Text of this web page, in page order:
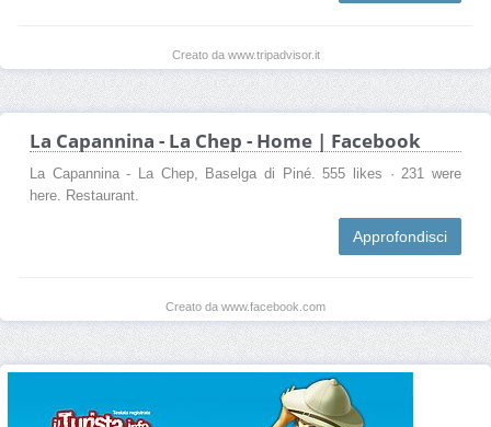
Creato da www.tripadvisor.it
La Capannina - La Chep - Home | Facebook
La Capannina - La Chep, Baselga di Piné. 555 likes · 231 were
here. Restaurant.
Approfondisci
Creato da www.facebook.com